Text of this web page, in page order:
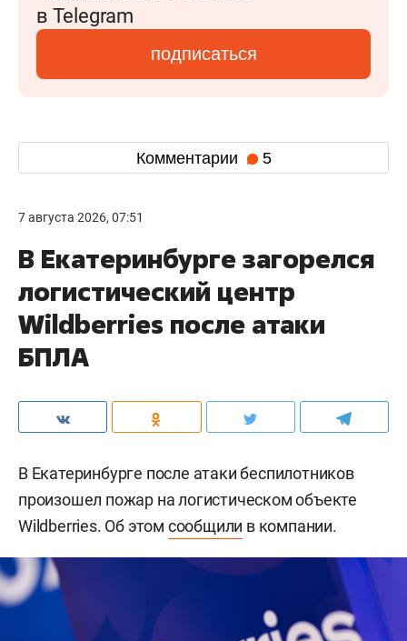
в Telegram
подписаться
Комментарии 5
7 августа 2026, 07:51
В Екатеринбурге загорелся
логистический центр
Wildberries после атаки
БПЛА
В Екатеринбурге после атаки беспилотников
произошел пожар на логистическом объекте
Wildberries. Об этом сообщили в компании.